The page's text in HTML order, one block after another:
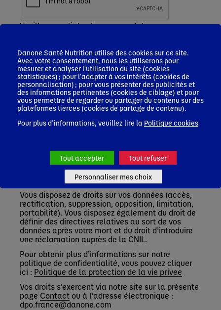
Veuillez remplir le champ recaptcha
Les informations que vous nous communiquez
font l'objet d'un traitement sur la base de votre
consentement, par Nutricia Nutrition Clinique
SAS, responsable de ce traitement, afin de vous
inscrire, accéder à la plateforme et recevoir des
newsletters, le cas échéant.
durée de 3 ans après le dernier contact actif avec
Blédina SAS en charge de la gestion du service
professionnels de santé (PDS) ainsi que de leurs
prestataires en charge de l’hébergement et
gestion de nos bases de données.
Vous disposez de droits sur vos données (accès,
rectification, suppression, opposition, limitation,
portabilité). Vous disposez également du droit de
définir des directives relatives au sort de vos
données après votre mort et du droit d’introduire
une réclamation auprès de la CNIL.
Pour obtenir plus d’informations sur notre
politique de confidentialité, vous pouvez cliquer
ici : Politique de la protection de la vie privee
Vos droits s’exercent via notre site sur la présente
page Contactou à l’adresse électronique :
dpo.france@danone.com
Danone Santé Nutrition utilise des cookies sur ce site.
Avec votre consentement, nous les utiliserons pour
mesurer et analyser l'utilisation du site (cookies
statistiques) ; pour l'adapter à vos intérêts (cookies de
personnalisation) ; pour vous présenter des publicités et
des informations pertinentes (cookies de ciblage) et pour
vous permettre de regarder ou partager du contenu sur des
plateformes tierces (cookies de partage de contenu).
Pour plus d’informations, veuillez lire la Politique cookies
Tout accepter Tout refuser
Personnaliser mes choix